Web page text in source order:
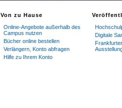
Von zu Hause
Online-Angebote außerhalb des
Campus nutzen
Bücher online bestellen
Verlängern, Konto abfragen
Hilfe zu Ihrem Konto
Digitale